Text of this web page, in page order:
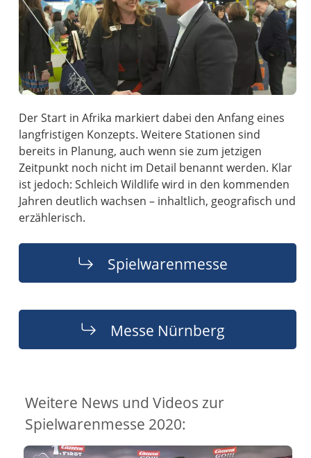
Der Start in Afrika markiert dabei den Anfang eines
langfristigen Konzepts. Weitere Stationen sind
bereits in Planung, auch wenn sie zum jetzigen
Zeitpunkt noch nicht im Detail benannt werden. Klar
ist jedoch: Schleich Wildlife wird in den kommenden
Jahren deutlich wachsen – inhaltlich, geografisch und
erzählerisch.
Spielwarenmesse
Messe Nürnberg
Weitere News und Videos zur
Spielwarenmesse 2020: